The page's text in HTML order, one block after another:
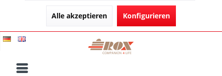
Alle akzeptieren Konfigurieren